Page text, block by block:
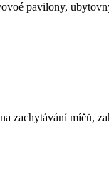
pavilony,
zachytávání míčů,